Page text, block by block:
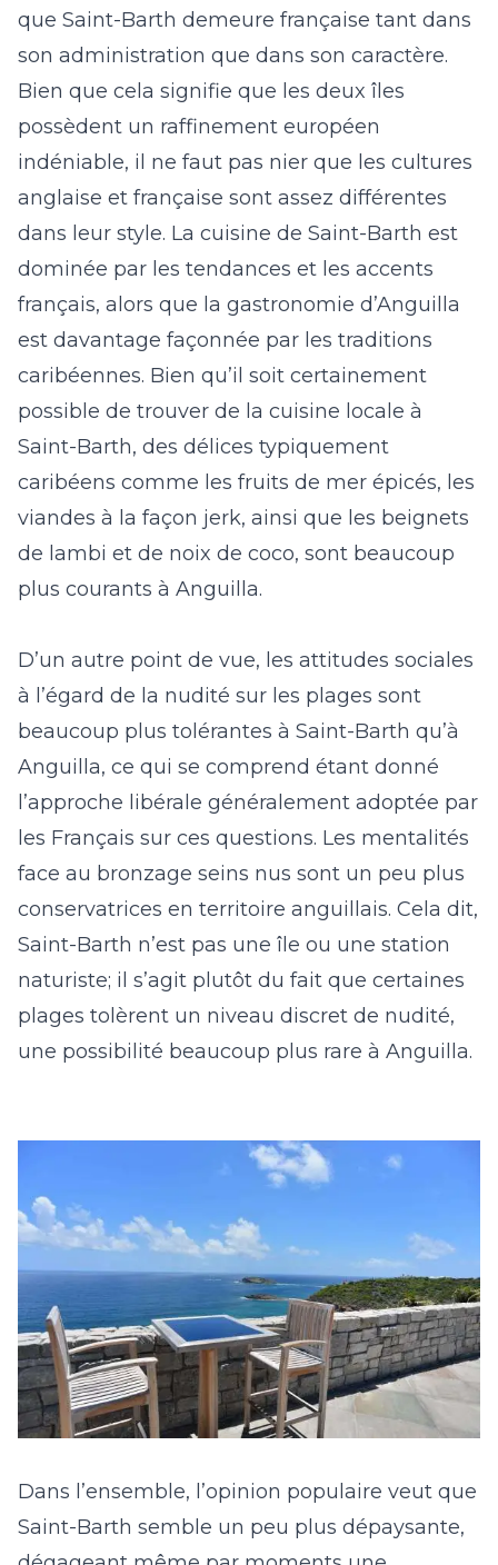
que Saint-Barth demeure française tant dans
son administration que dans son caractère.
Bien que cela signifie que les deux îles
possèdent un raffinement européen
indéniable, il ne faut pas nier que les cultures
anglaise et française sont assez différentes
dans leur style. La cuisine de Saint-Barth est
dominée par les tendances et les accents
français, alors que la gastronomie d’Anguilla
est davantage façonnée par les traditions
caribéennes. Bien qu’il soit certainement
possible de trouver de la cuisine locale à
Saint-Barth, des délices typiquement
caribéens comme les fruits de mer épicés, les
viandes à la façon jerk, ainsi que les beignets
de lambi et de noix de coco, sont beaucoup
plus courants à Anguilla.
D’un autre point de vue, les attitudes sociales
à l’égard de la nudité sur les plages sont
beaucoup plus tolérantes à Saint-Barth qu’à
Anguilla, ce qui se comprend étant donné
l’approche libérale généralement adoptée par
les Français sur ces questions. Les mentalités
face au bronzage seins nus sont un peu plus
conservatrices en territoire anguillais. Cela dit,
Saint-Barth n’est pas une île ou une station
naturiste; il s’agit plutôt du fait que certaines
plages tolèrent un niveau discret de nudité,
une possibilité beaucoup plus rare à Anguilla.
Dans l’ensemble, l’opinion populaire veut que
Saint-Barth semble un peu plus dépaysante,